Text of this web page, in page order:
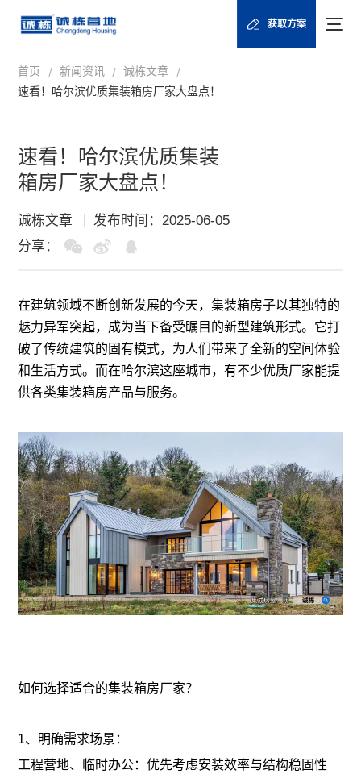
获取方案
首页 / 新闻资讯 / 诚栋文章 /
速看！哈尔滨优质集装箱房厂家大盘点！
速看！哈尔滨优质集装
箱房厂家大盘点！
诚栋文章
发布时间：2025-06-05
分享：
在建筑领域不断创新发展的今天，集装箱房子以其独特的
魅力异军突起，成为当下备受瞩目的新型建筑形式。它打
破了传统建筑的固有模式，为人们带来了全新的空间体验
和生活方式。而在哈尔滨这座城市，有不少优质厂家能提
供各类集装箱房产品与服务。
如何选择适合的集装箱房厂家？
1、明确需求场景：
工程营地、临时办公：优先考虑安装效率与结构稳固性